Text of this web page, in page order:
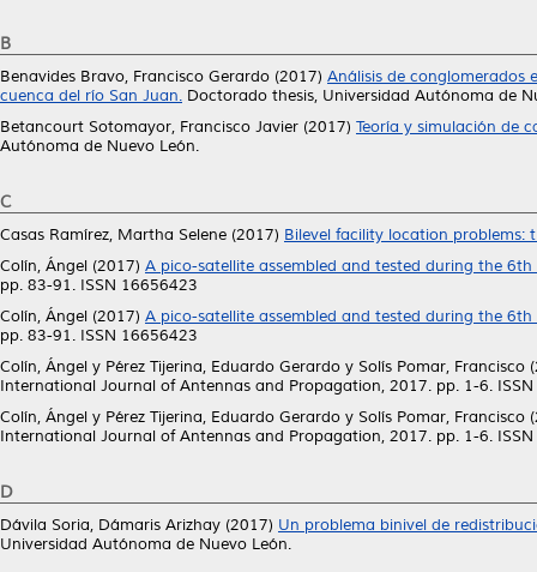
B
Benavides Bravo, Francisco Gerardo (2017) Análisis de conglomerados
cuenca del río San Juan. Doctorado thesis, Universidad Autónoma de
Betancourt Sotomayor, Francisco Javier (2017) Teoría y simulación de
Autónoma de Nuevo León.
C
Casas Ramírez, Martha Selene (2017) Bilevel facility location problems:
Colín, Ángel (2017) A pico-satellite assembled and tested during the 6th
pp. 83-91. ISSN 16656423
Colín, Ángel (2017) A pico-satellite assembled and tested during the 6th
pp. 83-91. ISSN 16656423
Colín, Ángel y Pérez Tijerina, Eduardo Gerardo y Solís Pomar, Francisco
International Journal of Antennas and Propagation, 2017. pp. 1-6.
Colín, Ángel y Pérez Tijerina, Eduardo Gerardo y Solís Pomar, Francisco
International Journal of Antennas and Propagation, 2017. pp. 1-6.
D
Dávila Soria, Dámaris Arizhay (2017) Un problema binivel de
Universidad Autónoma de Nuevo León.